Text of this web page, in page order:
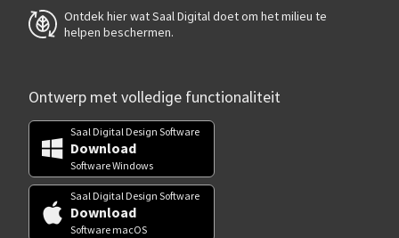
Ontdek hier wat Saal Digital doet om het milieu te
helpen beschermen.
Ontwerp met volledige functionaliteit
Saal Digital Design Software
Download
Software Windows
Saal Digital Design Software
Download
Software macOS